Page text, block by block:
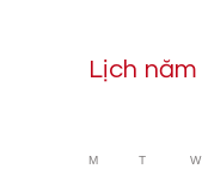
Lịch năm
M T W